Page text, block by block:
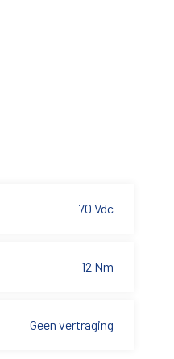
70 Vdc
12 Nm
Geen vertraging